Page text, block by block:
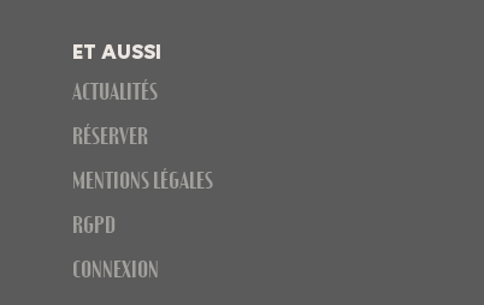
ET AUSSI
ACTUALITÉS
RÉSERVER
MENTIONS LÉGALES
RGPD
CONNEXION